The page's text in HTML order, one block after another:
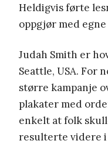
Heldigvis førte
oppgjør med
Judah Smith er
Seattle, USA. For
større kampanje
plakater med
enkelt at folk
resulterte videre